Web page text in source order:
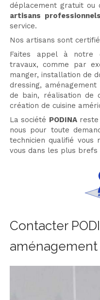
déplacement gratuit ou
artisans professionnels
service.
Nos artisans sont
Faites appel à notre
travaux, comme par
manger, installation de
dressing,
de bain, réalisation de
création de cuisine
La société PODINAreste
nous pour toute
technicien qualifié vous
vous dans les plus brefs
Contacter